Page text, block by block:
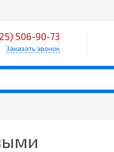
506-90-73
Заказать звонок